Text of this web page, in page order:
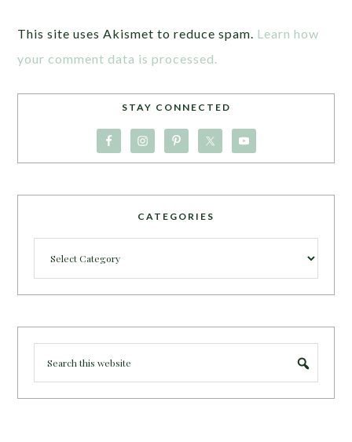
This site uses Akismet to reduce spam. Learn how
your comment data is processed.
STAY CONNECTED
CATEGORIES